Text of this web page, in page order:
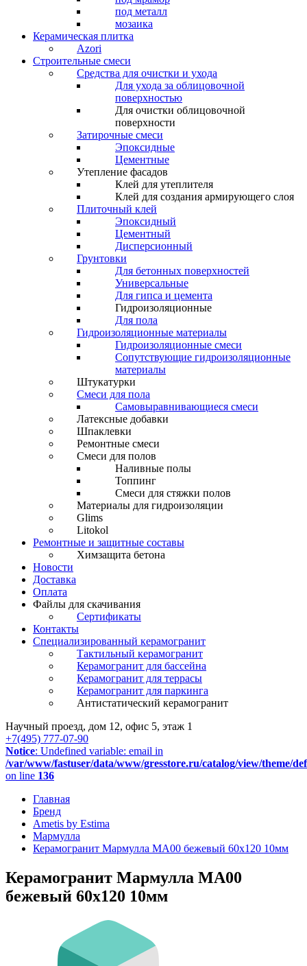
под металл
мозаика
Керамическая плитка
Azori
Строительные смеси
Средства для очистки и ухода
Для ухода за облицовочной
поверхностью
Для очистки облицовочной
поверхности
Затирочные смеси
Эпоксидные
Цементные
Утепление фасадов
Клей для утеплителя
Клей для создания армирующего слоя
Плиточный клей
Эпоксидный
Цементный
Дисперсионный
Грунтовки
Для бетонных поверхностей
Универсальные
Для гипса и цемента
Гидроизоляционные
Для пола
Гидроизоляционные материалы
Гидроизоляционные смеси
Сопутствующие гидроизоляционные
материалы
Штукатурки
Смеси для пола
Самовыравнивающиеся смеси
Латексные добавки
Шпаклевки
Ремонтные смеси
Смеси для полов
Наливные полы
Топпинг
Смеси для стяжки полов
Материалы для гидроизоляции
Glims
Litokol
Ремонтные и защитные составы
Химзащита бетона
Новости
Доставка
Оплата
Файлы для скачивания
Сертификаты
Контакты
Специализированный керамогранит
Тактильный керамогранит
Керамогранит для бассейна
Керамогранит для террасы
Керамогранит для паркинга
Антистатический керамогранит
Научный проезд, дом 12, офис 5, этаж 1
+7(495) 777-07-90
Notice: Undefined variable: email in
/var/www/fastuser/data/www/gresstore.ru/catalog/view/theme/
on line 136
Главная
Бренд
Ametis by Estima
Мармулла
Керамогранит Мармулла MA00 бежевый 60x120 10мм
Керамогранит Мармулла MA00
бежевый 60x120 10мм